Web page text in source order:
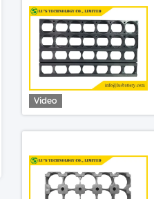
Cassetta portabatterie di plastica
18650/32650/21700/26650
Ottieni il miglior prezzo
Video